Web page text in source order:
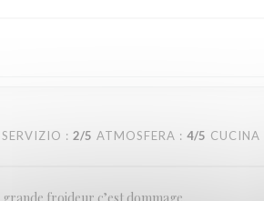
SERVIZIO : 2/5 ATMOSFERA : 4/5 CUCINA